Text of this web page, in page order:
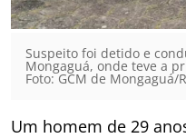
Suspeito foi detido e
Mongaguá, onde teve a
Foto: GCM de Mongaguá/
Um homem de 29